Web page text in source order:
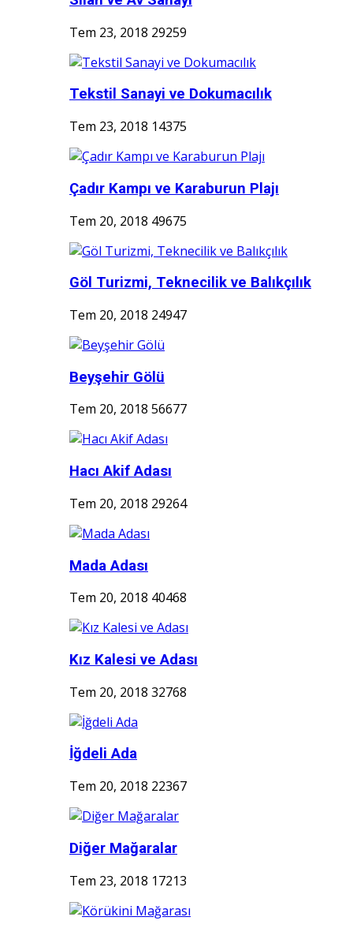
Tem 23, 2018 29259
Tekstil Sanayi ve Dokumacılık
Tem 23, 2018 14375
Çadır Kampı ve Karaburun Plajı
Tem 20, 2018 49675
Göl Turizmi, Teknecilik ve Balıkçılık
Tem 20, 2018 24947
Beyşehir Gölü
Tem 20, 2018 56677
Hacı Akif Adası
Tem 20, 2018 29264
Mada Adası
Tem 20, 2018 40468
Kız Kalesi ve Adası
Tem 20, 2018 32768
İğdeli Ada
Tem 20, 2018 22367
Diğer Mağaralar
Tem 23, 2018 17213